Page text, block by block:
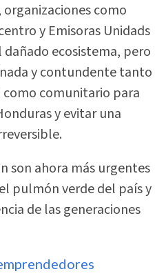
organizaciones como
y Emisoras Unidads
ecosistema, pero
y contundente tanto
comunitario para
y evitar una
son ahora más urgentes
pulmón verde del país y
de las generaciones